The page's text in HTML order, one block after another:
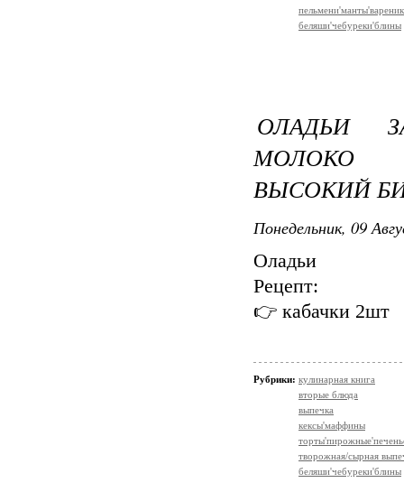
беляши'чебуреки'блины
ОЛАДЬИ
МОЛОКО
ВЫСОКИЙ
Понедельник, 09
Оладьи
Рецепт:
👉 кабачки 2шт
Рубрики: кулинарная книга
вторые блюда
выпечка
кексы'маффины
творожная/сырная
беляши'чебуреки'блины